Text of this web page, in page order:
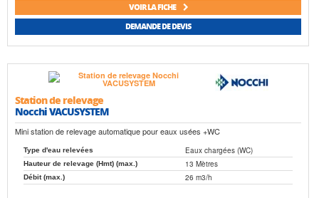
VOIR LA FICHE
DEMANDE DE DEVIS
Station de relevage
Nocchi VACUSYSTEM
Mini station de relevage automatique pour eaux usées +WC
Type d'eau relevées Eaux chargées (WC)
Hauteur de relevage (Hmt) (max.) 13 Mètres
Débit (max.) 26 m3/h